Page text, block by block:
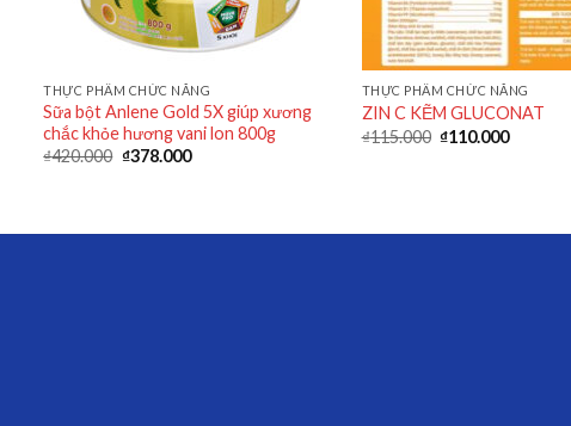
THỰC PHẨM CHỨC NĂNG
Sữa bột Anlene Gold 5X giúp xương
chắc khỏe hương vani lon 800g
₫420.000 ₫378.000
THỰC PHẨM CHỨC NĂNG
ZIN C KẼM GLUCONAT
₫115.000 ₫110.000